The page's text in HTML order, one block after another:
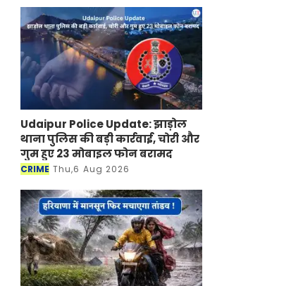
अनुसार सरकार द्वारा चला
Udaipur Police Update: झाड़ोल
थाना पुलिस की बड़ी कार्रवाई, चोरी और
गुम हुए 23 मोबाइल फोन बरामद
CRIME Thu,6 Aug 2026